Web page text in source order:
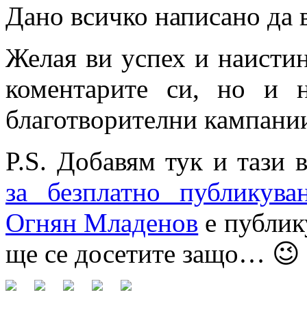
Дано всичко написано да
Желая ви успех и
коментарите си, но и
благотворителни
P.S. Добавям тук и тази
за безплатно
Огнян Младенов е
ще се досетите защо… 😉